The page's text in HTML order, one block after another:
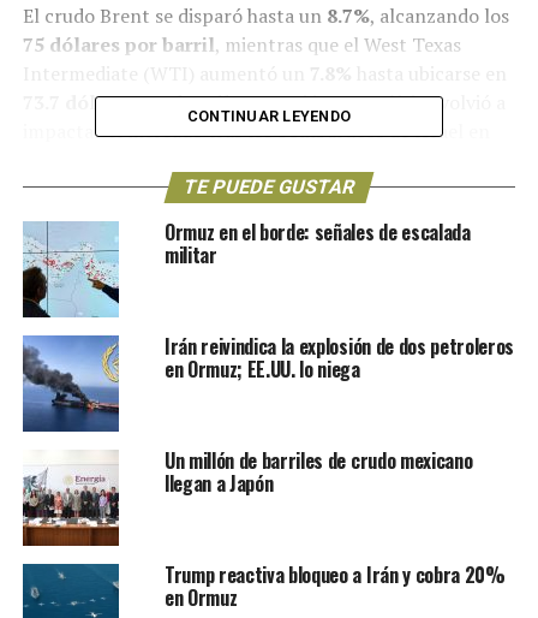
El crudo Brent se disparó hasta un 8.7%, alcanzando los
75 dólares por barril, mientras que el West Texas
73.7 dólares por barril. La tensión geopolítica volvió a
impactar el mercado tras los bombardeos de Israel en
El primer ministroBenjamin Netanyahu
los ataques tenían como objetivo instalaciones
relacionadas con el programa nuclear iraní y que las
operaciones continuarían “hasta eliminar la amenaza”.
La prensa iraní informó que en los ataques fue
asesinadoHossein Salami, comandante del Cuerpo de
la Guardia Revolucionaria Islámica. El impacto fue
inmediato: la
precio del petróleo y del oro, con efectos colaterales
que podrían extenderse a otras economías
dependientes de hidrocarburos.
Volatilidad e incertidumbre en
CONTINUAR LEYENDO
TE PUEDE GUSTAR
Ormuz en el borde: señales de escalada
militar
Irán reivindica la explosión de dos petroleros
en Ormuz; EE.UU. lo niega
Un millón de barriles de crudo mexicano
llegan a Japón
Trump reactiva bloqueo a Irán y cobra 20%
en Ormuz